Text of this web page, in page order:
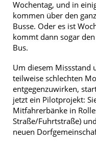
Wochentag, und in
kommen über den
Busse. Oder es ist
kommt dann sogar
Bus.
Um diesem Missstand
teilweise schlechten
entgegenzuwirken,
jetzt ein Pilotprojekt:
Mitfahrerbänke in
Straße/Fuhrtstraße)
neuen